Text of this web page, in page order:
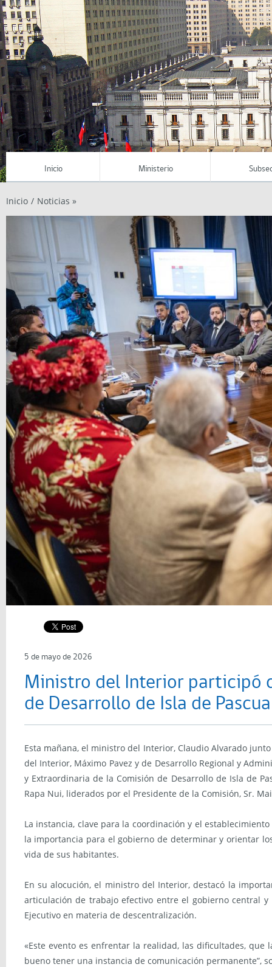
Inicio Ministerio
Inicio / Noticias »
5 de mayo de 2026
Ministro del Interior participó
de Desarrollo de Isla de Pascua
Esta mañana, el ministro del Interior, Claudio Alvarado
del Interior, Máximo Pavez y de Desarrollo Regional y
y Extraordinaria de la Comisión de Desarrollo de Isla de
Rapa Nui, liderados por el Presidente de la Comisión, Sr.
La instancia, clave para la coordinación y el
la importancia para el gobierno de determinar y orientar
vida de sus habitantes.
En su alocución, el ministro del Interior, destacó la
articulación de trabajo efectivo entre el gobierno central
Ejecutivo en materia de descentralización.
«Este evento es enfrentar la realidad, las dificultades, que
bueno tener una instancia de comunicación permanente”,